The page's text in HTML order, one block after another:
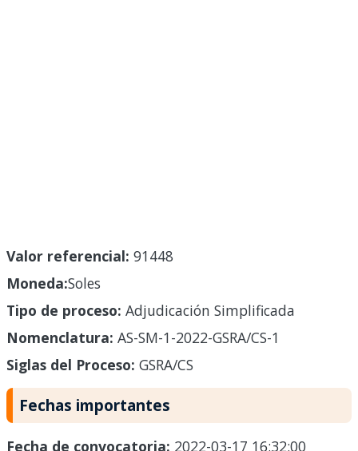
Valor referencial: 91448
Moneda:Soles
Tipo de proceso: Adjudicación Simplificada
Nomenclatura: AS-SM-1-2022-GSRA/CS-1
Siglas del Proceso: GSRA/CS
Fechas importantes
Fecha de convocatoria: 2022-03-17 16:32:00